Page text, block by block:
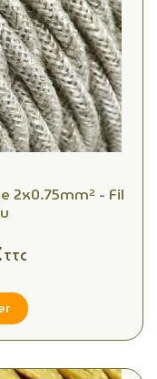
2x0.75mm² - Fil
TTC